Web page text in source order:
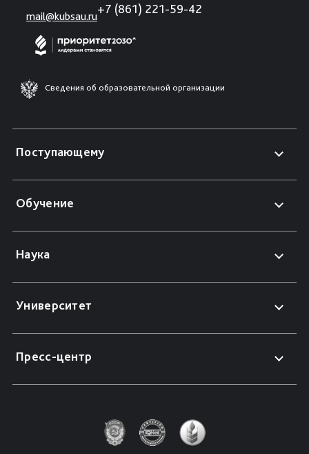
mail@kubsau.ru
+7 (861) 221-59-42
Сведения об образовательной организации
Поступающему
Обучение
Наука
Университет
Пресс-центр